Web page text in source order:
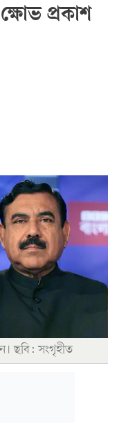
প্রকাশ
ছবি: সংগৃহীত